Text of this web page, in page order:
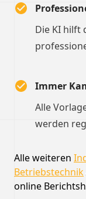
Die KI hilft
Immer
Alle
werden
Alle weiteren
Betriebstechnik
online